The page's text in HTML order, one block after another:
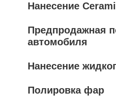
Нанесение
Предпродажная
автомобиля
Нанесение
Полировка фар